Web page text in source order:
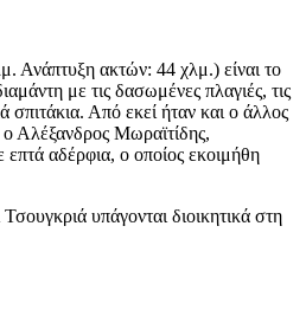
Ανάπτυξη ακτών: 44 χλμ.) είναι το
με τις δασωμένες πλαγιές, τις
σπιτάκια. Από εκεί ήταν και ο άλλος
ο Αλέξανδρος Μωραϊτίδης,
αδέρφια, ο οποίος εκοιμήθη
υπάγονται διοικητικά στη